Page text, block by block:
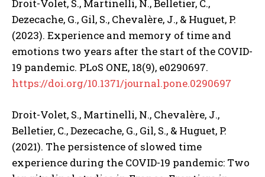
Droit-Volet, S., Martinelli, N., Belletier, C.,
Dezecache, G., Gil, S., Chevalère, J., & Huguet, P.
(2023). Experience and memory of time and
emotions two years after the start of the COVID-
19 pandemic. PLoS ONE, 18(9), e0290697.
https://doi.org/10.1371/journal.pone.0290697
Droit-Volet, S., Martinelli, N., Chevalère, J.,
Belletier, C., Dezecache, G., Gil, S., & Huguet, P.
(2021). The persistence of slowed time
experience during the COVID-19 pandemic: Two